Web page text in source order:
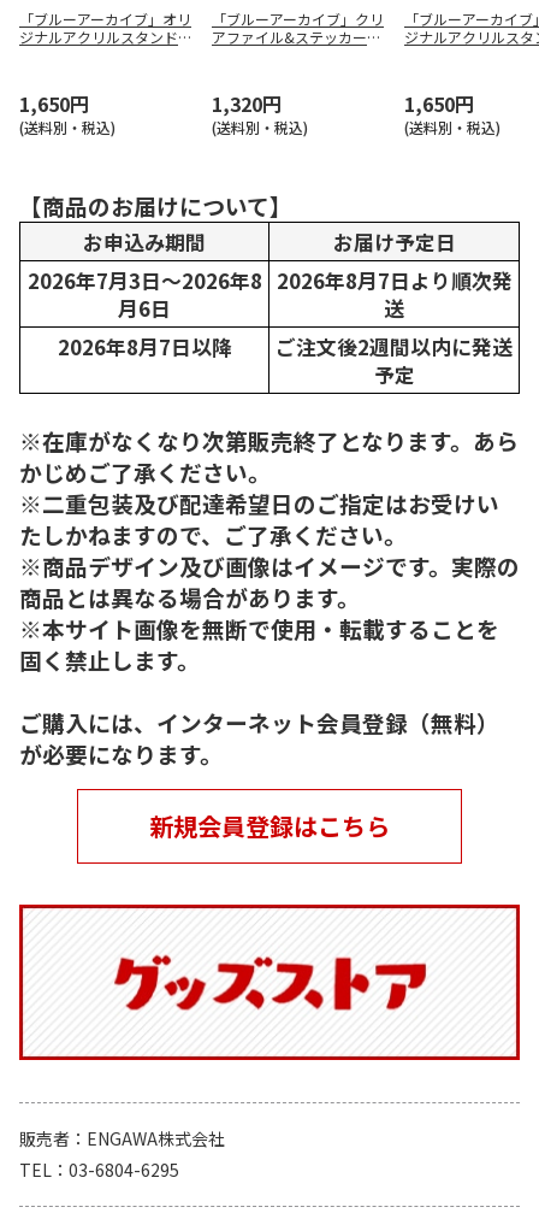
「ブルーアーカイブ」オリ
ジナルアクリルスタンド
1,650円
(送料別・税込)
「ブルーアーカイブ」クリ
アファイル&ステッカーセ
1,320円
(送料別・税込)
「ブルーアーカイ
ジナルアクリルスタ
1,650円
(送料別・税込)
【商品のお届けについて】
お申込み期間
お届け予定日
2026年7月3日～2026年8
月6日
2026年8月7日より順次発
送
2026年8月7日以降
ご注文後2週間以内に発送
予定
※在庫がなくなり次第販売終了となります。あら
かじめご了承ください。
※二重包装及び配達希望日のご指定はお受けい
たしかねますので、ご了承ください。
※商品デザイン及び画像はイメージです。実際の
商品とは異なる場合があります。
※本サイト画像を無断で使用・転載することを
固く禁止します。
ご購入には、インターネット会員登録（無料）
が必要になります。
新規会員登録はこちら
販売者
ENGAWA株式会社
TEL
03-6804-6295